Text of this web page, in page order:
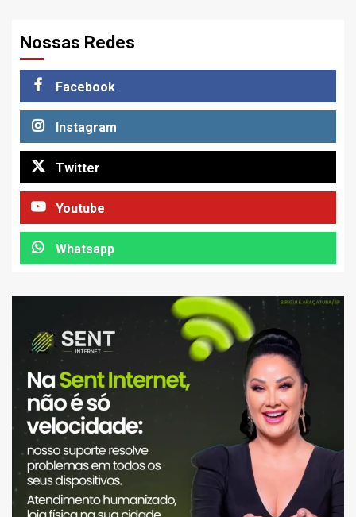
Nossas Redes
Facebook
Instagram
Twitter
Youtube
Whatsapp